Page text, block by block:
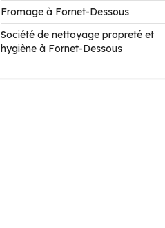
Fromage à Fornet-Dessous
Société de nettoyage propreté et
hygiène à Fornet-Dessous